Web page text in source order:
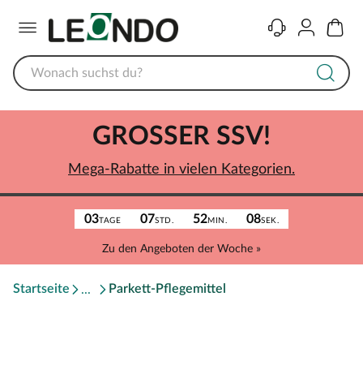
KontaktKonto
03TAGE 07STD. 52MIN. 08SEK.
Zu den Angeboten der Woche »
GROSSER SSV!
Mega-Rabatte in vielen Kategorien.
Startseite Parkett-Pflegemittel